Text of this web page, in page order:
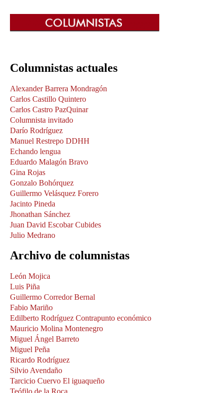
Columnistas actuales
Alexander Barrera Mondragón
Carlos Castillo Quintero
Carlos Castro PazQuinar
Columnista invitado
Darío Rodríguez
Manuel Restrepo DDHH
Echando lengua
Eduardo Malagón Bravo
Gina Rojas
Gonzalo Bohórquez
Guillermo Velásquez Forero
Jacinto Pineda
Jhonathan Sánchez
Juan David Escobar Cubides
Julio Medrano
Archivo de columnistas
León Mojica
Luis Piña
Guillermo Corredor Bernal
Fabio Mariño
Edilberto Rodríguez Contrapunto económico
Mauricio Molina Montenegro
Miguel Ángel Barreto
Miguel Peña
Ricardo Rodríguez
Silvio Avendaño
Tarcicio Cuervo El iguaqueño
Teófilo de la Roca